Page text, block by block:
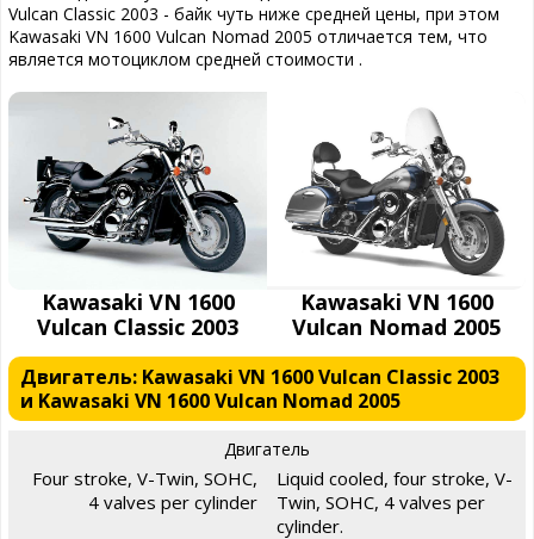
Vulcan Classic 2003 - байк чуть ниже средней цены, при этом
Kawasaki VN 1600 Vulcan Nomad 2005 отличается тем, что
является мотоциклом средней стоимости .
Kawasaki VN 1600
Vulcan Classic 2003
Kawasaki VN 1600
Vulcan Nomad 2005
Двигатель: Kawasaki VN 1600 Vulcan Classic 2003
и Kawasaki VN 1600 Vulcan Nomad 2005
Двигатель
Four stroke, V-Twin, SOHC,
4 valves per cylinder
Liquid cooled, four stroke, V-
Twin, SOHC, 4 valves per
cylinder.